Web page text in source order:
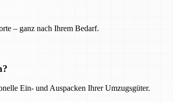
– ganz nach Ihrem Bedarf.
Ein- und Auspacken Ihrer Umzugsgüter.